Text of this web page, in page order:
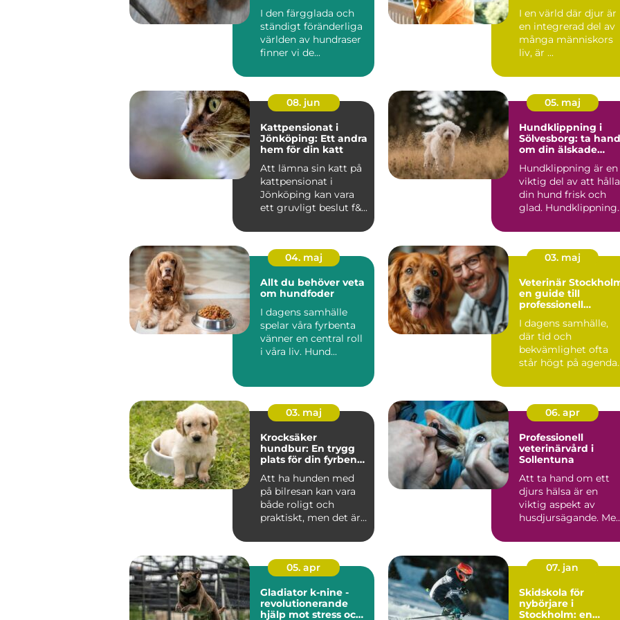
I den färgglada och
ständigt föränderliga
världen av hundraser
finner vi de...
djur
I en värld där djur är
en integrerad del av
många människors
liv, är ...
08. jun
Kattpensionat i
Jönköping: Ett andra
hem för din katt
Att lämna sin katt på
kattpensionat i
Jönköping kan vara
ett gruvligt beslut f&...
05. maj
Hundklippning i
Sölvesborg: ta hand
om din älskade
Hundklippning är en
viktig del av att hålla
din hund frisk och
glad. Hundklippning
04. maj
Allt du behöver veta
om hundfoder
I dagens samhälle
spelar våra fyrbenta
vänner en central roll
i våra liv. Hund...
03. maj
Veterinär
en guide till
professionell
I dagens samhälle,
där tid och
bekvämlighet ofta
står högt på
03. maj
Krocksäker
hundbur: En trygg
plats för din fyrbenta
Att ha hunden med
på bilresan kan vara
både roligt och
praktiskt, men det är
06. apr
Professionell
veterinärvård i
Sollentuna
Att ta hand om ett
djurs hälsa är en
viktig aspekt av
husdjursägande.
05. apr
Gladiator k-nine -
revolutionerande
hjälp mot stress och
07. jan
Skidskola för
nybörjare i
Stockholm: en